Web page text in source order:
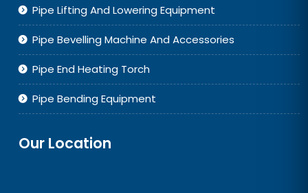
Pipe Lifting And Lowering Equipment
Pipe Bevelling Machine And Accessories
Pipe End Heating Torch
Pipe Bending Equipment
Our Location